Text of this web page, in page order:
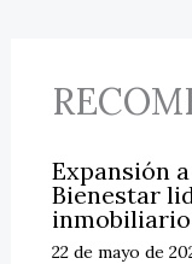
Expansión
Bienestar
inmobiliario
22 de mayo de